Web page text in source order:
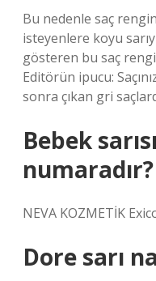
Bu nedenle saç
isteyenlere koyu
gösteren bu saç
Editörün ipucu:
sonra çıkan gri
Bebek
numaradır?
NEVA KOZMETİK
Dore sarı